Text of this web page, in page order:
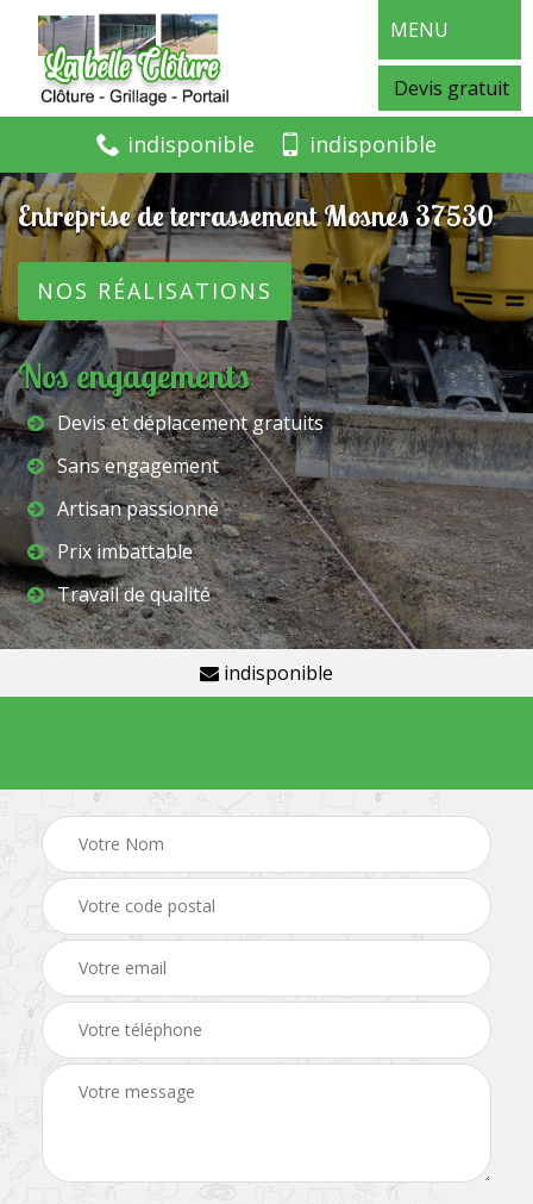
MENU
Devis gratuit
indisponible indisponible
Entreprise de terrassement Mosnes 37530
NOS RÉALISATIONS
Nos engagements
Devis et déplacement gratuits
Sans engagement
Artisan passionné
Prix imbattable
Travail de qualité
indisponible